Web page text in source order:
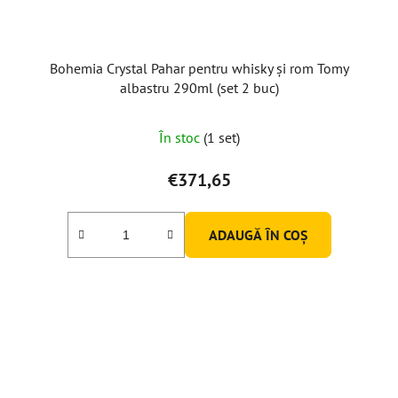
Bohemia Crystal Pahar pentru whisky și rom Tomy
albastru 290ml (set 2 buc)
În stoc (1 set)
€371,65
ADAUGĂ ÎN COŞ